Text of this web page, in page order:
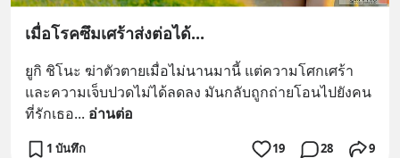
เมื่อโรคซึมเศร้าส่งต่อได้...
ยูกิ ชิโนะ ฆ่าตัวตายเมื่อไม่นานมานี้ แต่ความโศกเศร้า
และความเจ็บปวดไม่ได้ลดลง มันกลับถูกถ่ายโอนไปยังคน
ที่รักเธอ... อ่านต่อ
1 บันทึก 19 28 9